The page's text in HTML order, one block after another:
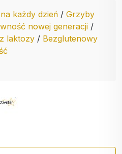
każdy dzień / Grzyby
nowej generacji /
laktozy / Bezglutenowy